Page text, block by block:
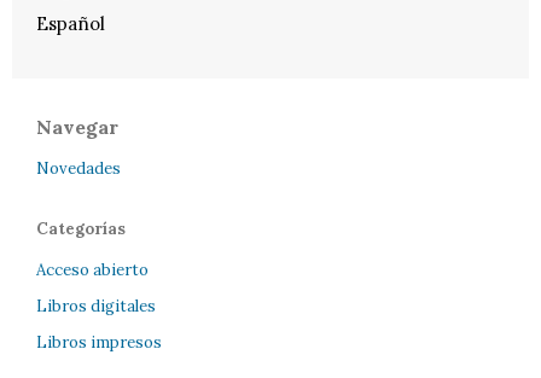
Español
Navegar
Novedades
Categorías
Acceso abierto
Libros digitales
Libros impresos